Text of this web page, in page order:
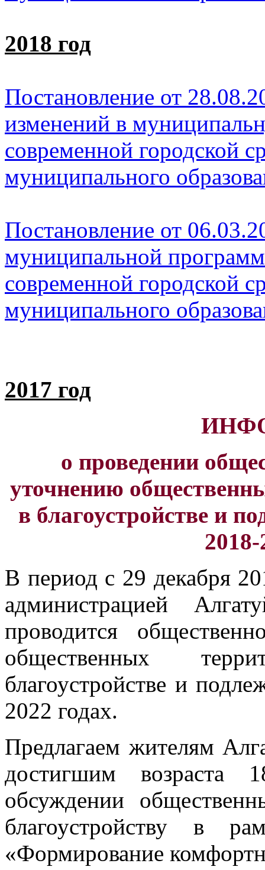
2018 год
Постановление от
изменений в
современной городской
муниципального
Постановление от
муниципальной
современной городской
муниципального
2017 год
о проведении
уточнению
в благоустройстве и
В период с 29 декабря
администрацией
проводится
общественных
благоустройстве и
2022 годах.
Предлагаем жителям
достигшим возраста
обсуждении
благоустройству в
«Формирование